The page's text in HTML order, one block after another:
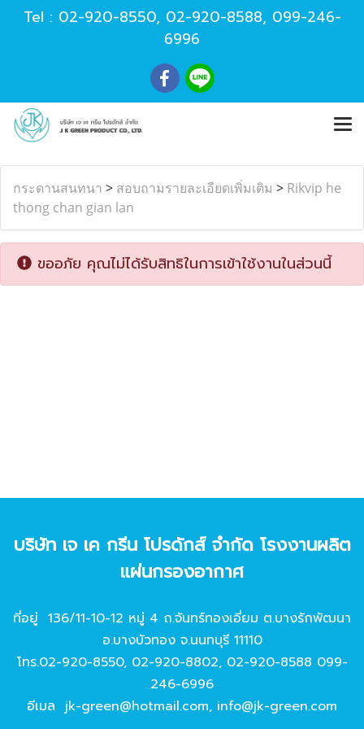
Tel : 02-920-8550, 02-920-8588, 099-246-
6996
กระดานสนทนา > สอบถามรายละเอียดเพิ่มเติม > Rikvip he
thong chan gian lan
ขออภัย คุณไม่ได้รับสิทธิในการเข้าใช้งานในส่วนนี้
บริษัท เจ เค กรีน โปรดักส์ จํากัด โรงงานผลิต
แผ่นกรองอากาศ
ที่อยู่ 136/11-10-12 หมู่ 4 ถ.จันทร์ทองเอี่ยม ต.บางรักพัฒนา
อ.บางบัวทอง จ.นนทบุรี 11110
โทร.02-920-8550, 02-920-8802, 02-920-8588 099-
246-6996
อีเมล jk-green@hotmail.com, info@jk-green.com